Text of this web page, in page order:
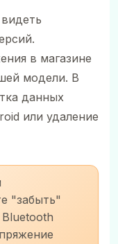
в магазине
модели. В
данных
или удаление
"забыть"